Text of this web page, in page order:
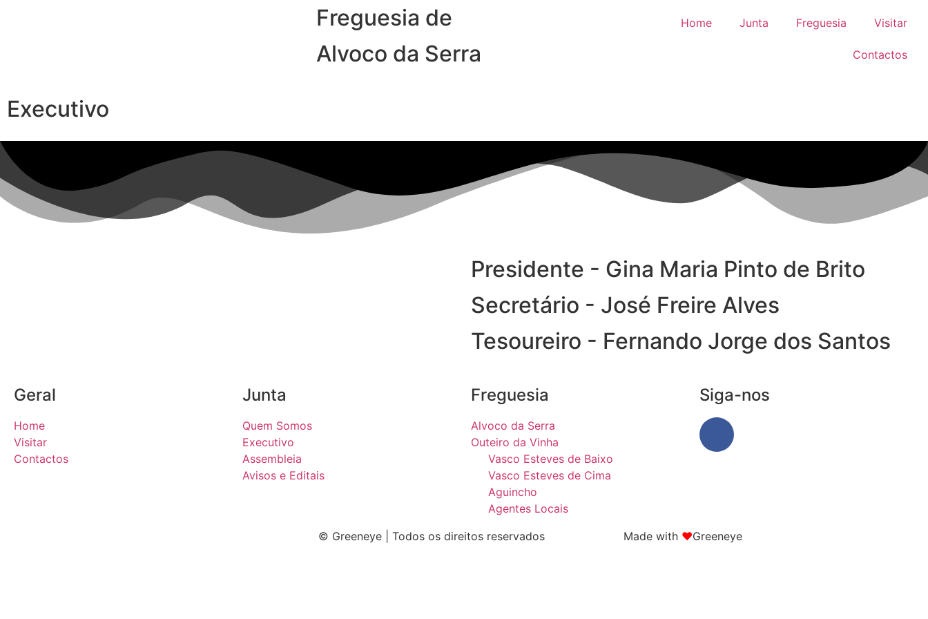
Freguesia de
Alvoco da Serra
Home Junta Freguesia Visitar
Contactos
Executivo
Presidente - Gina Maria Pinto de Brito
Secretário - José Freire Alves
Tesoureiro - Fernando Jorge dos Santos
Geral
Home
Visitar
Contactos
Junta
Quem Somos
Executivo
Assembleia
Avisos e Editais
Freguesia
Alvoco da Serra
Outeiro da Vinha
Vasco Esteves de Baixo
Vasco Esteves de Cima
Aguincho
Agentes Locais
Siga-nos
© Greeneye | Todos os direitos reservados Made with ❤Greeneye